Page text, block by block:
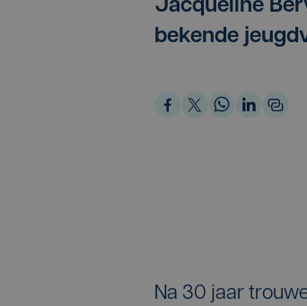
Jacqueline
bekende
Na 30 jaar